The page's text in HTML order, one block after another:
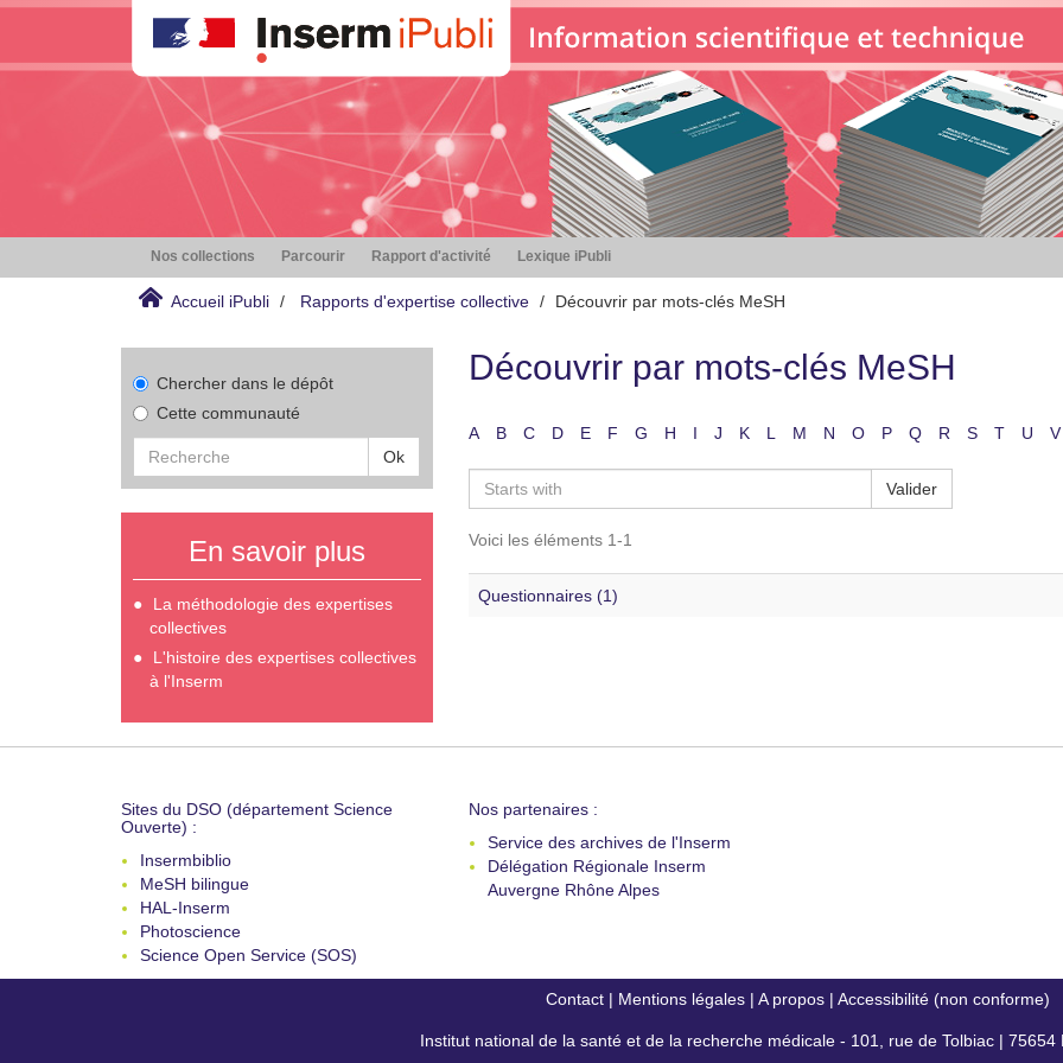
Nos collections Parcourir Rapport d'activité Lexique iPubli
Accueil iPubli Rapports d'expertise collective Découvrir par mots-clés MeSH
Chercher dans le dépôt
Cette communauté
Ok
En savoir plus
La méthodologie des expertises
collectives
L'histoire des expertises collectives
à l'Inserm
Découvrir par mots-clés MeSH
A B C D E F G H I J K L M N O P Q R S T U V
Valider
Voici les éléments 1-1
Questionnaires (1)
Sites du DSO (département Science
Ouverte) :
Insermbiblio
MeSH bilingue
HAL-Inserm
Photoscience
Science Open Service (SOS)
Nos partenaires :
Service des archives de l'Inserm
Délégation Régionale Inserm
Auvergne Rhône Alpes
Contact| Mentions légales| A propos| Accessibilité (non conforme)
Institut national de la santé et de la recherche médicale - 101, rue de Tolbiac | 75654